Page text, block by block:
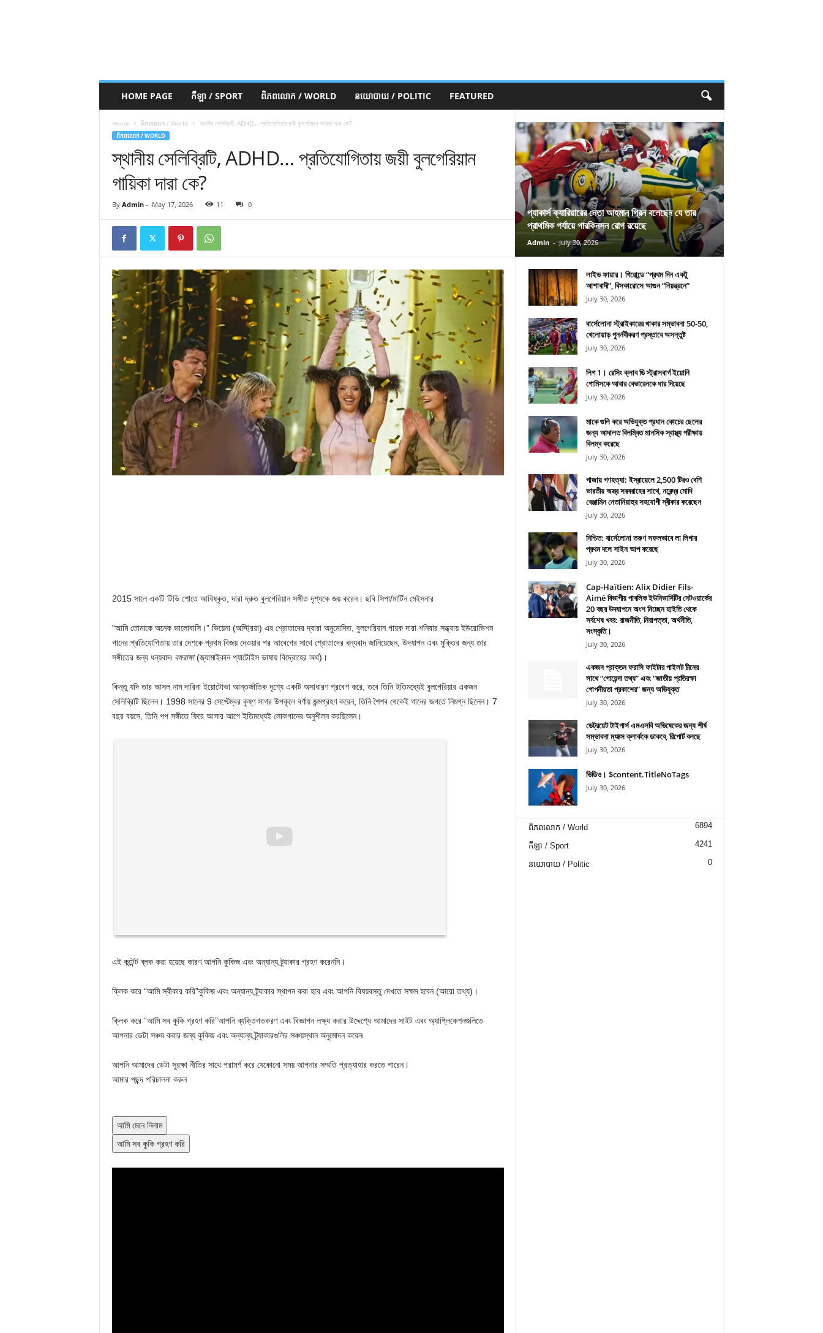
HOME PAGE កីឡា / SPORT ពិភពលោក / WORLD នយោបាយ / POLITIC FEATURED
Home ពិភពលោក / World স্থানীয় সেলিব্রিটি, ADHD… প্রতিযোগিতায় জয়ী বুলগেরিয়ান গায়িকা দারা কে?
ពិភពលោក / WORLD
স্থানীয় সেলিব্রিটি, ADHD… প্রতিযোগিতায় জয়ী বুলগেরিয়ান
গায়িকা দারা কে?
By Admin- May 17, 2026 11 0
2015 সালে একটি টিভি শোতে আবিষ্কৃত, দারা দ্রুত বুলগেরিয়ান সঙ্গীত দৃশ্যকে জয় করেন। ছবি সিপা/মার্টিন মেইসনার
“আমি তোমাকে অনেক ভালোবাসি।” ভিয়েনা (অস্ট্রিয়া) এর শ্রোতাদের দ্বারা অনুমোদিত, বুলগেরিয়ান গায়ক দারা শনিবার সন্ধ্যায় ইউরোভিশন
গানের প্রতিযোগিতায় তার দেশকে প্রথম বিজয় দেওয়ার পর আবেগের সাথে শ্রোতাদের ধন্যবাদ জানিয়েছেন, উদযাপন এবং মুক্তির জন্য তার
সঙ্গীতের জন্য ধন্যবাদ৷ বঙ্গরাঙ্গা(জ্যামাইকান প্যাটোইস ভাষায় বিদ্রোহের অর্থ)।
কিন্তু যদি তার আসল নাম দারিনা ইয়োটোভা আন্তর্জাতিক দৃশ্যে একটি অসাধারণ প্রবেশ করে, তবে তিনি ইতিমধ্যেই বুলগেরিয়ার একজন
সেলিব্রিটি ছিলেন। 1998 সালের 9 সেপ্টেম্বর কৃষ্ণ সাগর উপকূলে বর্ণায় জন্মগ্রহণ করেন, তিনি শৈশব থেকেই গানের জগতে নিমগ্ন ছিলেন। 7
বছর বয়সে, তিনি পপ সঙ্গীতে ফিরে আসার আগে ইতিমধ্যেই লোকগানের অনুশীলন করছিলেন।
এই কন্টেন্ট ব্লক করা হয়েছে কারণ আপনি কুকিজ এবং অন্যান্য ট্র্যাকার গ্রহণ করেননি।
ক্লিক করে “আমি স্বীকার করি”কুকিজ এবং অন্যান্য ট্র্যাকার স্থাপন করা হবে এবং আপনি বিষয়বস্তু দেখতে সক্ষম হবেন(আরো তথ্য)।
ক্লিক করে “আমি সব কুকি গ্রহণ করি”আপনি ব্যক্তিগতকরণ এবং বিজ্ঞাপন লক্ষ্য করার উদ্দেশ্যে আমাদের সাইট এবং অ্যাপ্লিকেশনগুলিতে
আপনার ডেটা সঞ্চয় করার জন্য কুকিজ এবং অন্যান্য ট্র্যাকারগুলির সঞ্চয়স্থান অনুমোদন করেন৷
আপনি আমাদের ডেটা সুরক্ষা নীতির সাথে পরামর্শ করে যেকোনো সময় আপনার সম্মতি প্রত্যাহার করতে পারেন।
আমার পছন্দ পরিচালনা করুন
আমি মেনে নিলাম
আমি সব কুকি গ্রহণ করি
প্যাকার্স ক্যারিয়ারের নেতা আহমান গ্রিন বলেছেন যে তার
প্রাথমিক পর্যায়ে পারকিনসন রোগ রয়েছে
Admin - July 30, 2026
লাইভ ফায়ার। গিরোন্ডে “প্রথম দিন একটু
আশাবাদী”, বিসকারোসে আগুন “নিয়ন্ত্রনে”
July 30, 2026
বার্সেলোনা স্ট্রাইকারের থাকার সম্ভাবনা 50-50,
খেলোয়াড় পুনর্নবীকরণ প্রস্তাবে অসন্তুষ্ট
July 30, 2026
লিগ 1। রেসিং ক্লাব ডি স্ট্রাসবার্গ ইয়োনি
গোমিসকে আবার বেভারেনকে ধার দিয়েছে
July 30, 2026
মাকে গুলি করে অভিযুক্ত প্রধান কোচের ছেলের
জন্য আদালত বিলম্বিত মানসিক স্বাস্থ্য পরীক্ষায়
বিলম্ব করেছে
July 30, 2026
গাজায় গণহত্যা: ইস্রায়েলে 2,500 টিরও বেশি
ভারতীয় অস্ত্র সরবরাহের সাথে, নরেন্দ্র মোদি
বেঞ্জামিন নেতানিয়াহুর সহযোগী স্বীকার করেছেন
July 30, 2026
নিশ্চিত: বার্সেলোনা তরুণ সফলভাবে লা লিগার
প্রথম দলে সাইন আপ করেছে
July 30, 2026
Cap-Haïtien: Alix Didier Fils-
Aimé বিভাগীয় পাবলিক ইউনিভার্সিটির নেটওয়ার্কের
20 বছর উদযাপনে অংশ নিচ্ছেন হাইতি থেকে
সর্বশেষ খবর: রাজনীতি, নিরাপত্তা, অর্থনীতি,
সংস্কৃতি।
July 30, 2026
একজন প্রাক্তন ফরাসি ফাইটার পাইলট চীনের
সাথে “গোয়েন্দা তথ্য” এবং “জাতীয় প্রতিরক্ষা
গোপনীয়তা প্রকাশের” জন্য অভিযুক্ত
July 30, 2026
ডেট্রয়েট টাইগার্স এমএলবি অভিষেকের জন্য শীর্ষ
সম্ভাবনা ম্যাক্স ক্লার্ককে ডাকবে, রিপোর্ট বলছে
July 30, 2026
ভিডিও। $content.TitleNoTags
July 30, 2026
ពិភពលោក / World 6894
កីឡា / Sport 4241
នយោបាយ / Politic 0